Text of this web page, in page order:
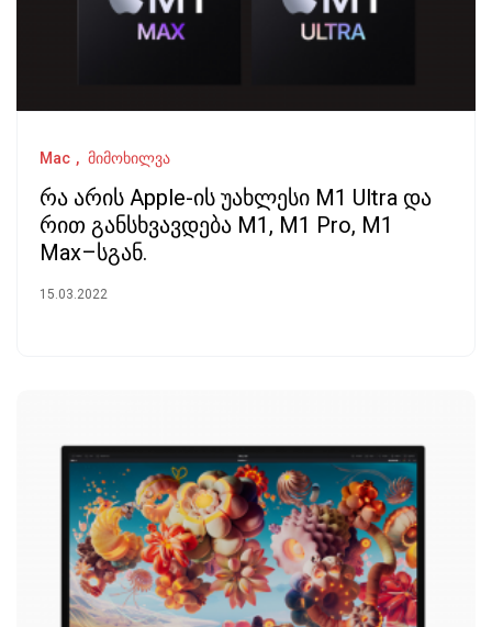
Mac მიმოხილვა
რა არის Apple-ის უახლესი M1 Ultra და
რით განსხვავდება M1, M1 Pro, M1
Max–სგან.
15.03.2022